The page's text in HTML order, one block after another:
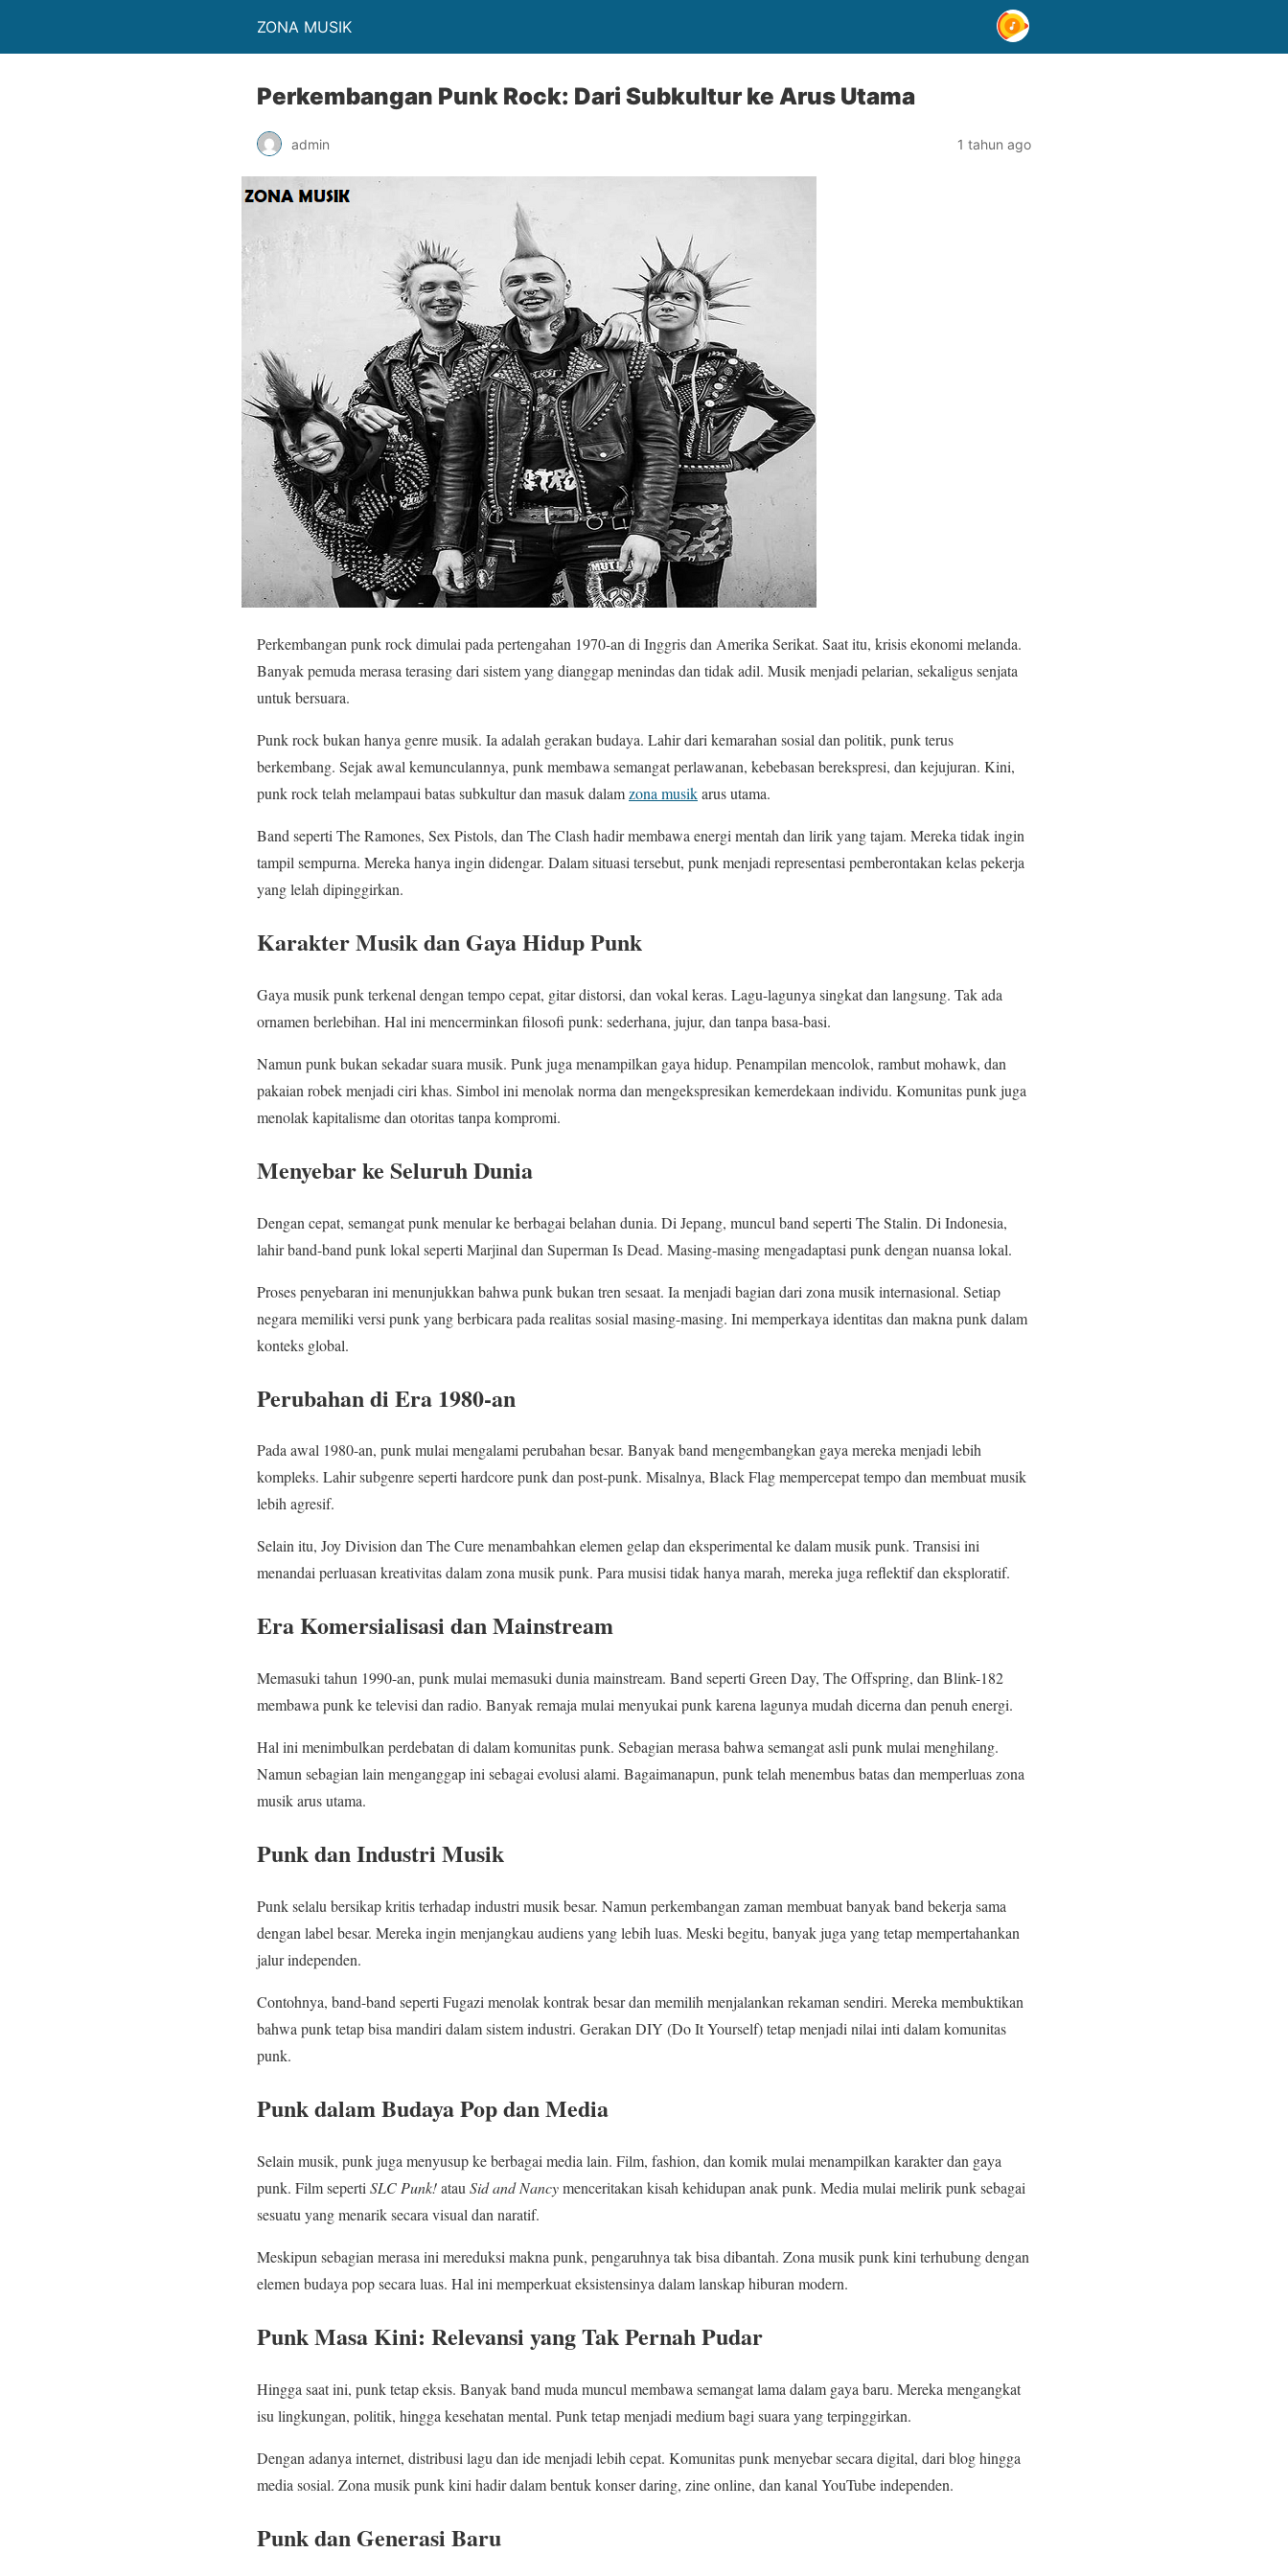
ZONA MUSIK
Perkembangan Punk Rock: Dari Subkultur ke Arus Utama
admin 1 tahun ago
Perkembangan punk rock dimulai pada pertengahan 1970-an di Inggris dan Amerika Serikat. Saat itu, krisis ekonomi melanda.
Banyak pemuda merasa terasing dari sistem yang dianggap menindas dan tidak adil. Musik menjadi pelarian, sekaligus senjata
untuk bersuara.
Punk rock bukan hanya genre musik. Ia adalah gerakan budaya. Lahir dari kemarahan sosial dan politik, punk terus
berkembang. Sejak awal kemunculannya, punk membawa semangat perlawanan, kebebasan berekspresi, dan kejujuran. Kini,
punk rock telah melampaui batas subkultur dan masuk dalamzona musikarus utama.
Band seperti The Ramones, Sex Pistols, dan The Clash hadir membawa energi mentah dan lirik yang tajam. Mereka tidak ingin
tampil sempurna. Mereka hanya ingin didengar. Dalam situasi tersebut, punk menjadi representasi pemberontakan kelas pekerja
yang lelah dipinggirkan.
Karakter Musik dan Gaya Hidup Punk
Gaya musik punk terkenal dengan tempo cepat, gitar distorsi, dan vokal keras. Lagu-lagunya singkat dan langsung. Tak ada
ornamen berlebihan. Hal ini mencerminkan filosofi punk: sederhana, jujur, dan tanpa basa-basi.
Namun punk bukan sekadar suara musik. Punk juga menampilkan gaya hidup. Penampilan mencolok, rambut mohawk, dan
pakaian robek menjadi ciri khas. Simbol ini menolak norma dan mengekspresikan kemerdekaan individu. Komunitas punk juga
menolak kapitalisme dan otoritas tanpa kompromi.
Menyebar ke Seluruh Dunia
Dengan cepat, semangat punk menular ke berbagai belahan dunia. Di Jepang, muncul band seperti The Stalin. Di Indonesia,
lahir band-band punk lokal seperti Marjinal dan Superman Is Dead. Masing-masing mengadaptasi punk dengan nuansa lokal.
Proses penyebaran ini menunjukkan bahwa punk bukan tren sesaat. Ia menjadi bagian dari zona musik internasional. Setiap
negara memiliki versi punk yang berbicara pada realitas sosial masing-masing. Ini memperkaya identitas dan makna punk dalam
konteks global.
Perubahan di Era 1980-an
Pada awal 1980-an, punk mulai mengalami perubahan besar. Banyak band mengembangkan gaya mereka menjadi lebih
kompleks. Lahir subgenre seperti hardcore punk dan post-punk. Misalnya, Black Flag mempercepat tempo dan membuat musik
lebih agresif.
Selain itu, Joy Division dan The Cure menambahkan elemen gelap dan eksperimental ke dalam musik punk. Transisi ini
menandai perluasan kreativitas dalam zona musik punk. Para musisi tidak hanya marah, mereka juga reflektif dan eksploratif.
Era Komersialisasi dan Mainstream
Memasuki tahun 1990-an, punk mulai memasuki dunia mainstream. Band seperti Green Day, The Offspring, dan Blink-182
membawa punk ke televisi dan radio. Banyak remaja mulai menyukai punk karena lagunya mudah dicerna dan penuh energi.
Hal ini menimbulkan perdebatan di dalam komunitas punk. Sebagian merasa bahwa semangat asli punk mulai menghilang.
Namun sebagian lain menganggap ini sebagai evolusi alami. Bagaimanapun, punk telah menembus batas dan memperluas zona
musik arus utama.
Punk dan Industri Musik
Punk selalu bersikap kritis terhadap industri musik besar. Namun perkembangan zaman membuat banyak band bekerja sama
dengan label besar. Mereka ingin menjangkau audiens yang lebih luas. Meski begitu, banyak juga yang tetap mempertahankan
jalur independen.
Contohnya, band-band seperti Fugazi menolak kontrak besar dan memilih menjalankan rekaman sendiri. Mereka membuktikan
bahwa punk tetap bisa mandiri dalam sistem industri. Gerakan DIY (Do It Yourself) tetap menjadi nilai inti dalam komunitas
punk.
Punk dalam Budaya Pop dan Media
Selain musik, punk juga menyusup ke berbagai media lain. Film, fashion, dan komik mulai menampilkan karakter dan gaya
punk. Film seperti SLC Punk!atau Sid and Nancymenceritakan kisah kehidupan anak punk. Media mulai melirik punk sebagai
sesuatu yang menarik secara visual dan naratif.
Meskipun sebagian merasa ini mereduksi makna punk, pengaruhnya tak bisa dibantah. Zona musik punk kini terhubung dengan
elemen budaya pop secara luas. Hal ini memperkuat eksistensinya dalam lanskap hiburan modern.
Punk Masa Kini: Relevansi yang Tak Pernah Pudar
Hingga saat ini, punk tetap eksis. Banyak band muda muncul membawa semangat lama dalam gaya baru. Mereka mengangkat
isu lingkungan, politik, hingga kesehatan mental. Punk tetap menjadi medium bagi suara yang terpinggirkan.
Dengan adanya internet, distribusi lagu dan ide menjadi lebih cepat. Komunitas punk menyebar secara digital, dari blog hingga
media sosial. Zona musik punk kini hadir dalam bentuk konser daring, zine online, dan kanal YouTube independen.
Punk dan Generasi Baru